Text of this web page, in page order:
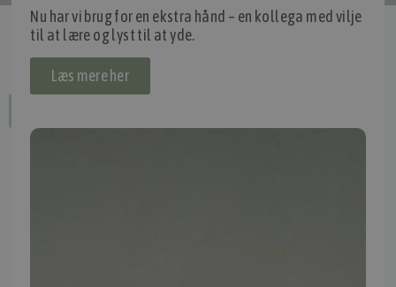
Nu har vi brug for en ekstra hånd – en kollega med vilje
til at lære og lyst til at yde.
Læs mere her